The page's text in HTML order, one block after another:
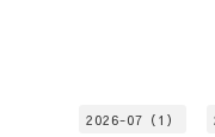
2026-07（1）